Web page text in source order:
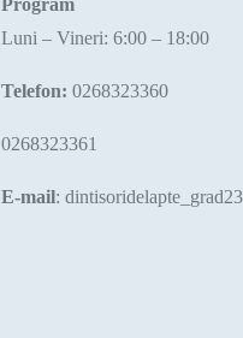
Program
Luni – Vineri: 6:00 – 18:00
Telefon: 0268323360
0268323361
E-mail: